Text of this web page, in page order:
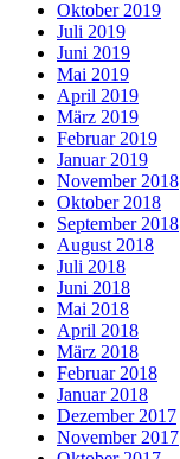
Oktober 2019
Juli 2019
Juni 2019
Mai 2019
April 2019
März 2019
Februar 2019
Januar 2019
November 2018
Oktober 2018
September 2018
August 2018
Juli 2018
Juni 2018
Mai 2018
April 2018
März 2018
Februar 2018
Januar 2018
Dezember 2017
November 2017